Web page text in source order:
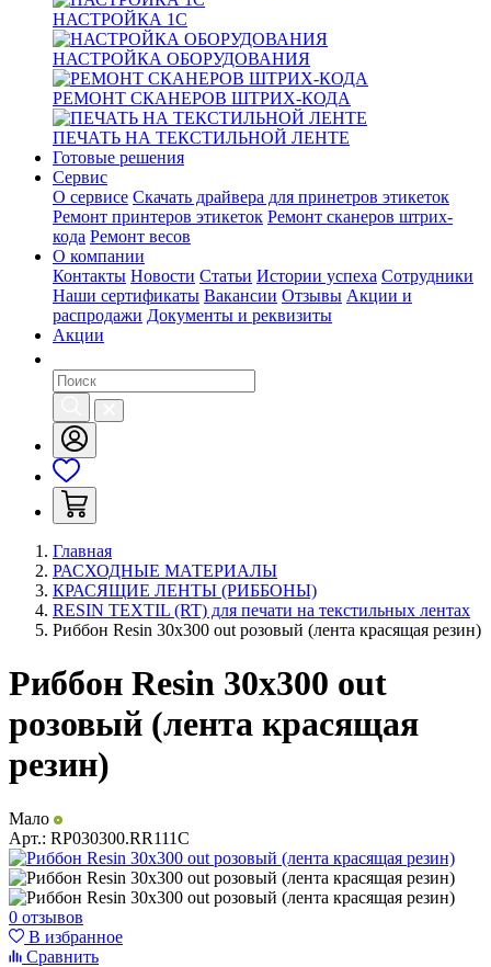
НАСТРОЙКА 1С
НАСТРОЙКА ОБОРУДОВАНИЯ
РЕМОНТ СКАНЕРОВ ШТРИХ-КОДА
ПЕЧАТЬ НА ТЕКСТИЛЬНОЙ ЛЕНТЕ
Готовые решения
Сервис
О сервисе Скачать драйвера для принетров этикеток
Ремонт принтеров этикеток Ремонт сканеров штрих-
кода Ремонт весов
О компании
Контакты Новости Статьи Истории успеха Сотрудники
Наши сертификаты Вакансии Отзывы Акции и
распродажи Документы и реквизиты
Акции
Главная
РАСХОДНЫЕ МАТЕРИАЛЫ
КРАСЯЩИЕ ЛЕНТЫ (РИББОНЫ)
RESIN TEXTIL (RT) для печати на текстильных лентах
Риббон Resin 30х300 out розовый (лента красящая резин)
Риббон Resin 30х300 out
розовый (лента красящая
резин)
Мало
Арт.: RP030300.RR111C
0 отзывов
В избранное
Сравнить